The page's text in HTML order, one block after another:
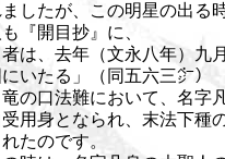
したが、この明星の出る
『開目抄』に、
者は、去年（文永八年）
いたる」（同五六三㌻）
の口法難において、名字
用身となられ、末法下種
たのです。